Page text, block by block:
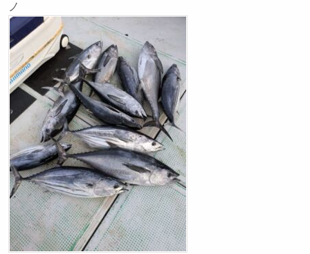
ノ